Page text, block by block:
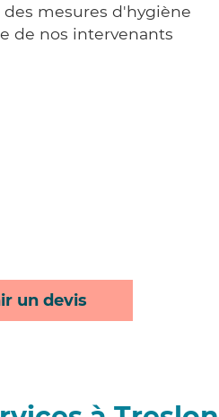
mesures d'hygiène
de nos intervenants
un devis